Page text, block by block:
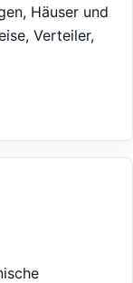
Häuser und
Verteiler,